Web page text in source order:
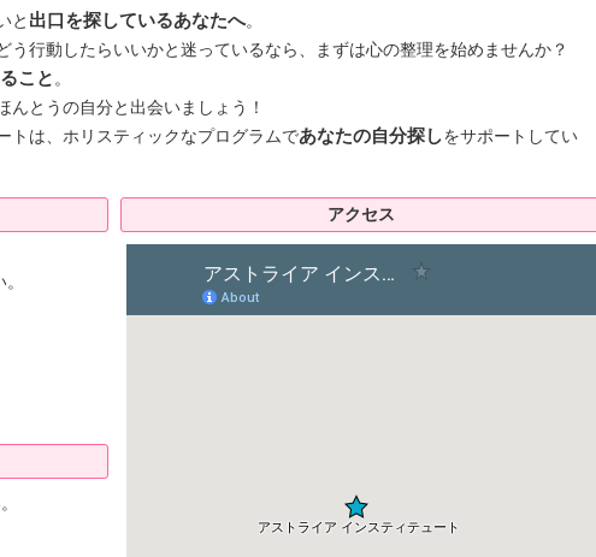
と 出口を探しているあなたへ。
う行動したらいいかと迷っているなら、まずは心の整理を始めませんか？
こと 。
んとうの自分と出会いましょう！
トは、ホリスティックなプログラムであなたの自分探しをサポートしてい
アクセス